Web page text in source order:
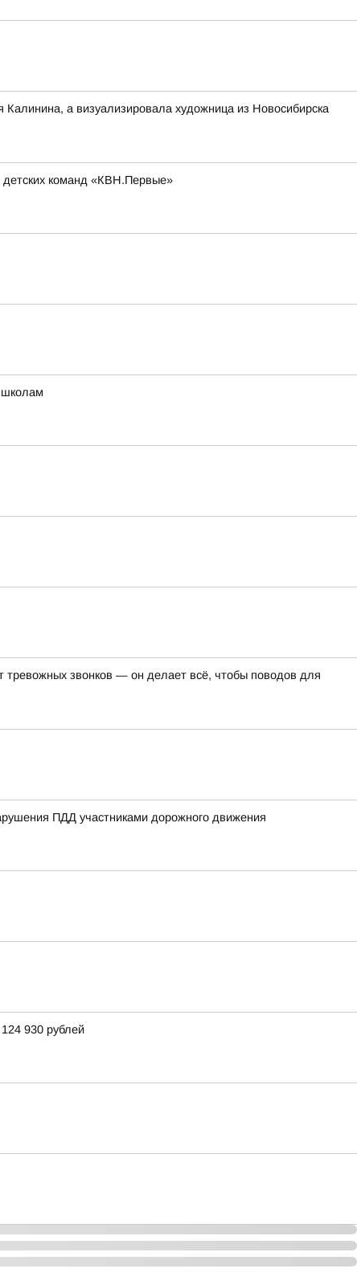
а визуализировала художница из Новосибирска
детских команд «КВН.Первые»
школам
звонков — он делает всё, чтобы поводов для
ПДД участниками дорожного движения
930 рублей